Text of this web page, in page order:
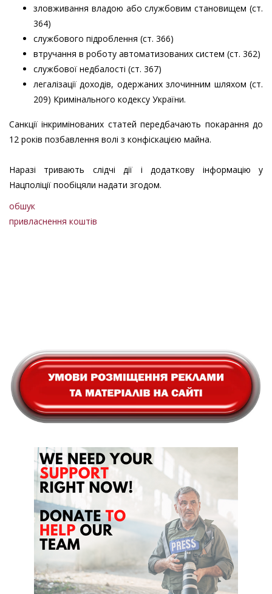
зловживання владою або службовим становищем (ст.
364)
службового підроблення (ст. 366)
втручання в роботу автоматизованих систем (ст. 362)
службової недбалості (ст. 367)
легалізації доходів, одержаних злочинним шляхом (ст.
209) Кримінального кодексу України.
Санкції інкримінованих статей передбачають покарання до
12 років позбавлення волі з конфіскацією майна.
Наразі тривають слідчі дії і додаткову інформацію у
Нацполіції пообіцяли надати згодом.
обшук
привласнення коштів